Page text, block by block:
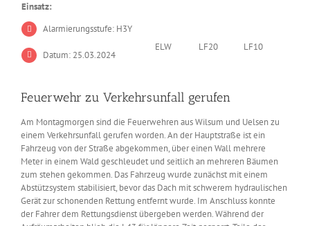
Einsatz:
Alarmierungsstufe: H3Y
Datum: 25.03.2024
ELW LF20 LF10
Feuerwehr zu Verkehrsunfall gerufen
Am Montagmorgen sind die Feuerwehren aus Wilsum und Uelsen zu
einem Verkehrsunfall gerufen worden. An der Hauptstraße ist ein
Fahrzeug von der Straße abgekommen, über einen Wall mehrere
Meter in einem Wald geschleudet und seitlich an mehreren Bäumen
zum stehen gekommen. Das Fahrzeug wurde zunächst mit einem
Abstützsystem stabilisiert, bevor das Dach mit schwerem hydraulischen
Gerät zur schonenden Rettung entfernt wurde. Im Anschluss konnte
der Fahrer dem Rettungsdienst übergeben werden. Während der